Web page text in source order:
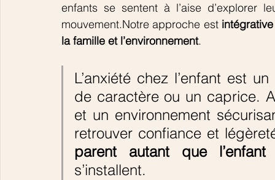
enfants se sentent à l’aise d’explorer
mouvement.Notre approche est
la famille et l’environnement.
L’anxiété chez l’enfant est un
de caractère ou un caprice.
et un environnement
retrouver confiance et
parent autant que l’enfant
s’installent.